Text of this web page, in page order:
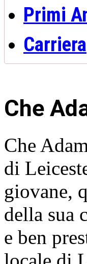
Primi
Carriera
Che
Che
di
giovane,
della sua
e ben